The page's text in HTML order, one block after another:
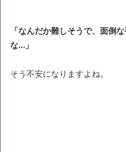
「なんだか難しそうで、面倒
な…」
そう不安になりますよね。